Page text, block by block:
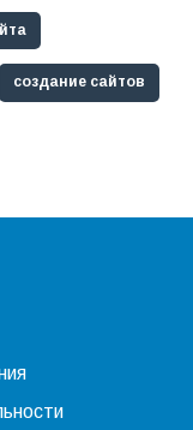
создание сайтов